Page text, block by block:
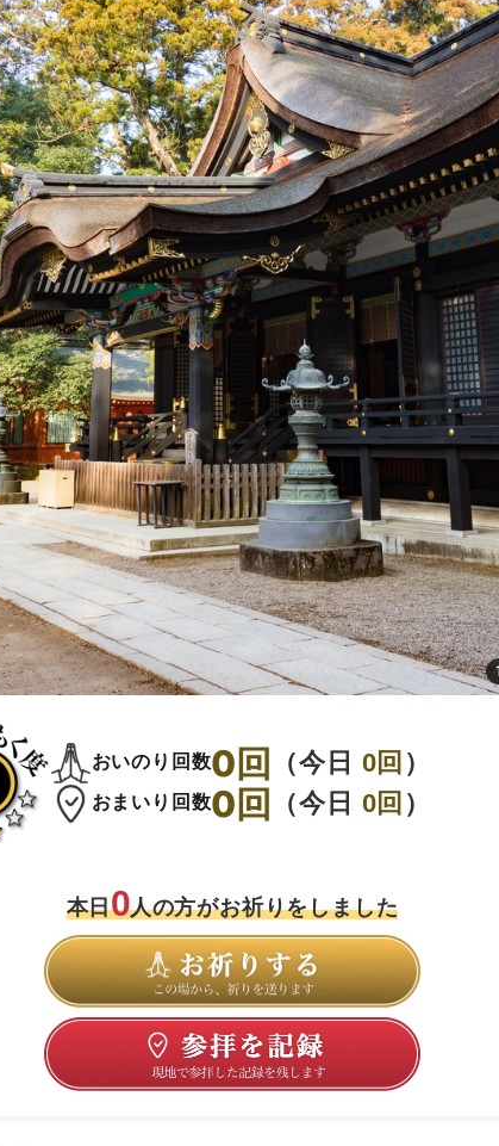
おいのり回数0回 （今日 0回 ）
おまいり回数0回 （今日 0回 ）
本日0人の方がお祈りをしました